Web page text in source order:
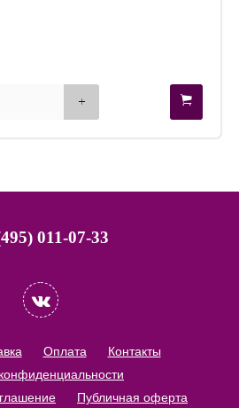
011-07-33
Оплата
Контакты
Публичная оферта